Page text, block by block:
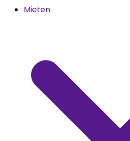
Mieten